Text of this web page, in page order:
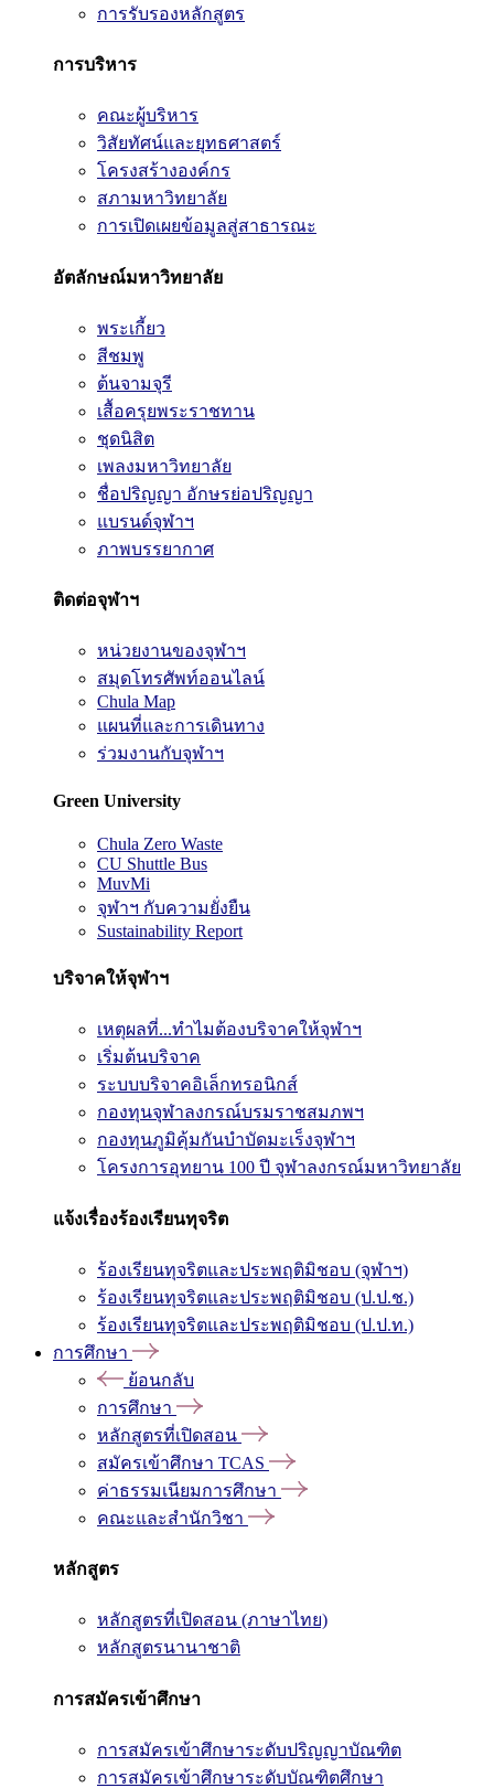
การรับรองหลักสูตร
การบริหาร
คณะผู้บริหาร
วิสัยทัศน์และยุทธศาสตร์
โครงสร้างองค์กร
สภามหาวิทยาลัย
การเปิดเผยข้อมูลสู่สาธารณะ
อัตลักษณ์มหาวิทยาลัย
พระเกี้ยว
สีชมพู
ต้นจามจุรี
เสื้อครุยพระราชทาน
ชุดนิสิต
เพลงมหาวิทยาลัย
ชื่อปริญญา อักษรย่อปริญญา
แบรนด์จุฬาฯ
ภาพบรรยากาศ
ติดต่อจุฬาฯ
หน่วยงานของจุฬาฯ
สมุดโทรศัพท์ออนไลน์
Chula Map
แผนที่และการเดินทาง
ร่วมงานกับจุฬาฯ
Green University
Chula Zero Waste
CU Shuttle Bus
MuvMi
จุฬาฯ กับความยั่งยืน
Sustainability Report
บริจาคให้จุฬาฯ
เหตุผลที่...ทำไมต้องบริจาคให้จุฬาฯ
เริ่มต้นบริจาค
ระบบบริจาคอิเล็กทรอนิกส์
กองทุนจุฬาลงกรณ์บรมราชสมภพฯ
กองทุนภูมิคุ้มกันบำบัดมะเร็งจุฬาฯ
โครงการอุทยาน 100 ปี จุฬาลงกรณ์มหาวิทยาลัย
แจ้งเรื่องร้องเรียนทุจริต
ร้องเรียนทุจริตและประพฤติมิชอบ (จุฬาฯ)
ร้องเรียนทุจริตและประพฤติมิชอบ (ป.ป.ช.)
ร้องเรียนทุจริตและประพฤติมิชอบ (ป.ป.ท.)
การศึกษา
ย้อนกลับ
การศึกษา
หลักสูตรที่เปิดสอน
สมัครเข้าศึกษา TCAS
ค่าธรรมเนียมการศึกษา
คณะและสำนักวิชา
หลักสูตร
หลักสูตรที่เปิดสอน (ภาษาไทย)
หลักสูตรนานาชาติ
การสมัครเข้าศึกษา
การสมัครเข้าศึกษาระดับปริญญาบัณฑิต
การสมัครเข้าศึกษาระดับบัณฑิตศึกษา